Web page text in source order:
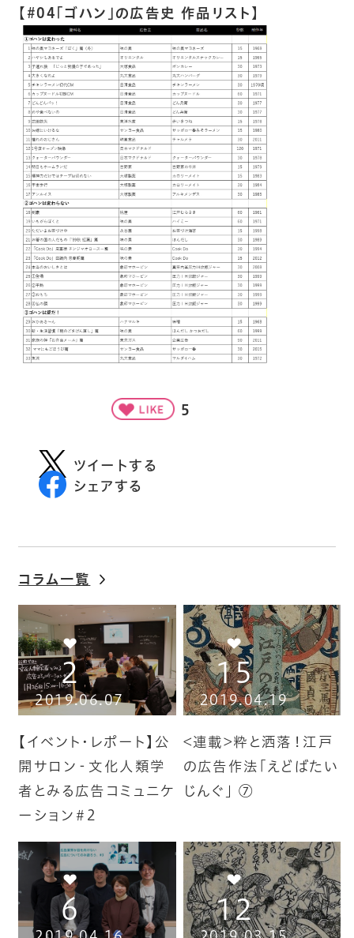
【#04「ゴハン」の広告史 作品リスト】
5
ツイートする
シェアする
コラム一覧
2
2019.06.07
【イベント・レポート】公
開サロン‐文化人類学
者とみる広告コミュニケ
ーション＃2
15
2019.04.19
<連載>粋と洒落！江戸
の広告作法「えどばたい
じんぐ」 ⑦
6 12